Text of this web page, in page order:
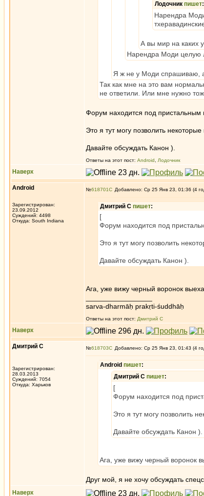
Лодочник пишет:
Нарендра
А вы мир на каких
Нарендра Моди целую
Я ж не у Моди спрашиваю, а
Так как мне на это вам
не ответили. Или мне нужно
Форум находится под пристальным
Это я тут могу позволить
Давайте обсуждать Канон ).
Ответы на этот пост: Android Лодочник
Наверх
Android
Зарегистрирован:
23.09.2012
Суждений: 4498
Откуда: South Indiana
№618701 Добавлено: Ср 25 Янв 23, 01:36 (4
Дмитрий С пишет:
[
Форум находится под
Это я тут могу позволить
Давайте обсуждать Канон ).
Ага, уже вижу черный воронок
sarva-dharmāḥ prakṛti-śuddhāḥ
Ответы на этот пост: Дмитрий С
Наверх
Дмитрий С
Зарегистрирован:
28.03.2013
Суждений: 7054
Откуда: Харьков
№618703 Добавлено: Ср 25 Янв 23, 01:43 (4
Android пишет:
Дмитрий С пишет:
[
Форум находится под
Это я тут могу позволить
Давайте обсуждать Канон ).
Ага, уже вижу черный воронок
Друг мой, я не хочу обсуждать
Наверх